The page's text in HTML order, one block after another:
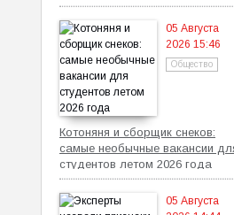
05 Августа
2026 15:46
Общество
Котоняня и сборщик снеков:
самые необычные вакансии
студентов летом 2026 года
05 Августа